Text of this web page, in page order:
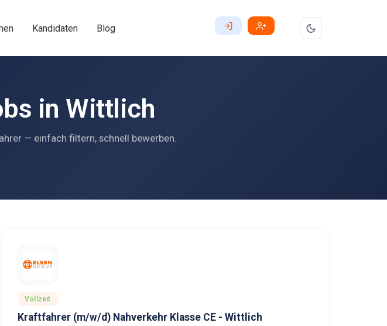
Kandidaten Blog
in Wittlich
— einfach filtern, schnell bewerben.
Vollzeit
Kraftfahrer (m/w/d) Nahverkehr Klasse CE - Wittlich